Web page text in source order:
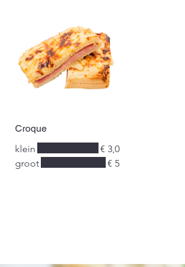
Croque
klein
€ 3,0
groot
€ 5